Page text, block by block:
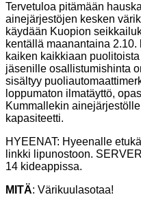
Tervetuloa pitämään
ainejärjestöjen kesken
käydään Kuopion
kentällä maanantaina
kaiken kaikkiaan
jäsenille osallistumishinta
sisältyy
loppumaton ilmatäyttö,
Kummallekin
kapasiteetti.
HYEENAT: Hyeenalle
linkki lipunostoon.
14 kideappissa.
MITÄ: Värikuulasotaa!